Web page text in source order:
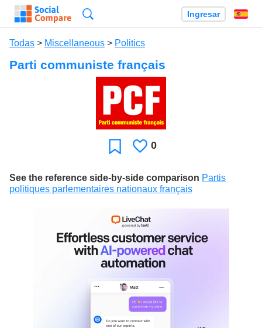
Ingresar
Todas > Miscellaneous > Politics
Parti communiste français
Favoritos
Le
0
See the reference side-by-side comparison Partis
politiques parlementaires nationaux français